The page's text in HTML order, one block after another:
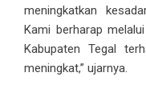
meningkatkan
Kami berharap
Kabupaten Tegal
meningkat,” ujarnya.